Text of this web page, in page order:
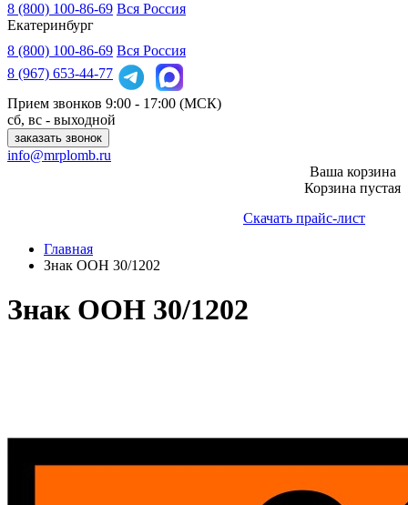
8 (800) 100-86-69 Вся Россия
Екатеринбург
8 (800) 100-86-69 Вся Россия
8 (967) 653-44-77
Прием звонков 9:00 - 17:00 (МСК)
сб, вс - выходной
заказать звонок
info@mrplomb.ru
Ваша корзина
Корзина пустая
Скачать прайс-лист
Главная
Знак ООН 30/1202
Знак ООН 30/1202